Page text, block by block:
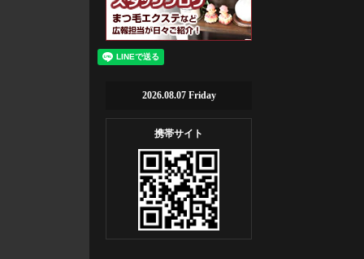
2026.08.07 Friday
携帯サイト